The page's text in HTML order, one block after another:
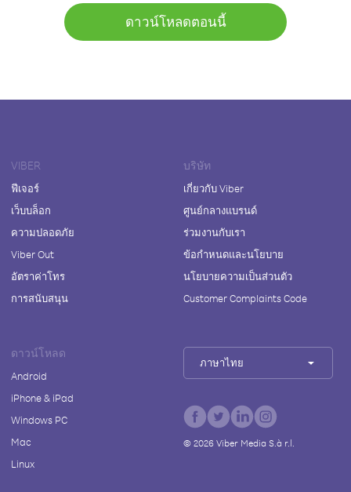
ดาวน์โหลดตอนนี้
VIBER
ฟีเจอร์
เว็บบล็อก
ความปลอดภัย
Viber Out
อัตราค่าโทร
การสนับสนุน
บริษัท
เกี่ยวกับ Viber
ศูนย์กลางแบรนด์
ร่วมงานกับเรา
ข้อกำหนดและนโยบาย
นโยบายความเป็นส่วนตัว
Customer Complaints Code
ดาวน์โหลด
Android
iPhone & iPad
Windows PC
Mac
Linux
ภาษาไทย
© 2026Viber Media S.à r.l.